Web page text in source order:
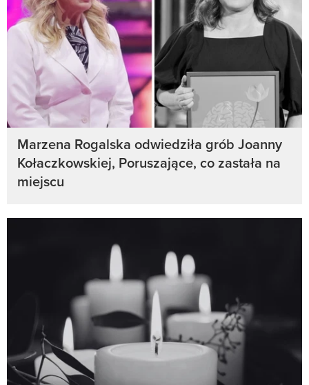
Marzena Rogalska odwiedziła grób Joanny
Kołaczkowskiej, Poruszające, co zastała na
miejscu